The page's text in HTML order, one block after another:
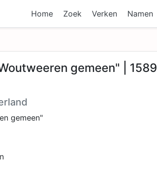
Home Zoek Verken Namen
gemeen" | 1589
gemeen"